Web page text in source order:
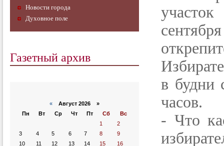
Новости города
Духовное поле
Газетный архив
« Август 2026 »
Пн
Вт Ср Чт Пт Сб
Вс
1
2
3
4 5 6 7 8
9
10
11 12 13 14 15
16
в будни
часов.
- Что